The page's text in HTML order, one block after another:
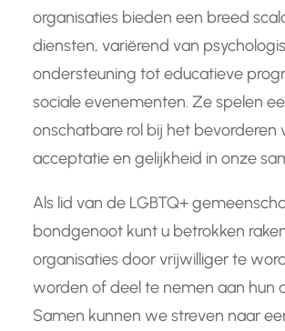
organisaties bieden een breed
diensten, variërend van
ondersteuning tot educatieve
sociale evenementen. Ze spelen
onschatbare rol bij het bevorderen
acceptatie en gelijkheid in onze
Als lid van de LGBTQ+
bondgenoot kunt u betrokken
organisaties door vrijwilliger te
worden of deel te nemen aan hun
Samen kunnen we streven naar